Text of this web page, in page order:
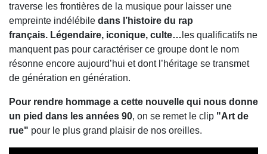
traverse les frontières de la musique pour laisser une
empreinte indélébile dans l’histoire du rap
français. Légendaire, iconique, culte… les qualificatifs ne
manquent pas pour caractériser ce groupe dont le nom
résonne encore aujourd’hui et dont l’héritage se transmet
de génération en génération.
Pour rendre hommage a cette nouvelle qui nous donne
un pied dans les années 90, on se remet le clip "Art de
rue" pour le plus grand plaisir de nos oreilles.